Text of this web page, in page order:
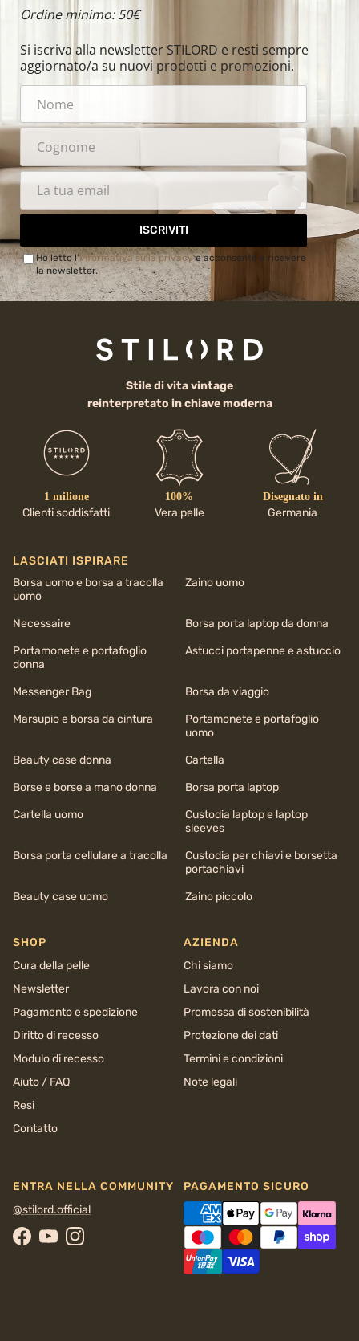
Ordine minimo: 50€
Si iscriva alla newsletter STILORD e resti sempre
aggiornato/a su nuovi prodotti e promozioni.
ISCRIVITI
Ho letto l'Informativa sulla privacye acconsento a ricevere
la newsletter.
Stile di vita vintage
reinterpretato in chiave moderna
1 milione
Clienti soddisfatti
100%
Vera pelle
Disegnato in
Germania
LASCIATI ISPIRARE
Borsa uomo e borsa a tracolla
uomo
Zaino uomo
Necessaire
Borsa porta laptop da donna
Portamonete e portafoglio
donna
Astucci portapenne e astuccio
Messenger Bag
Borsa da viaggio
Marsupio e borsa da cintura
Portamonete e portafoglio
uomo
Beauty case donna
Cartella
Borse e borse a mano donna
Borsa porta laptop
Cartella uomo
Custodia laptop e laptop
sleeves
Borsa porta cellulare a tracolla
Custodia per chiavi e borsetta
portachiavi
Beauty case uomo
Zaino piccolo
SHOP
Cura della pelle
Newsletter
Pagamento e spedizione
Diritto di recesso
Modulo di recesso
Aiuto / FAQ
Resi
Contatto
AZIENDA
Chi siamo
Lavora con noi
Promessa di sostenibilità
Protezione dei dati
Termini e condizioni
Note legali
ENTRA NELLA COMMUNITY
@stilord.official
Facebook
YouTubeInstagram
PAGAMENTO SICURO